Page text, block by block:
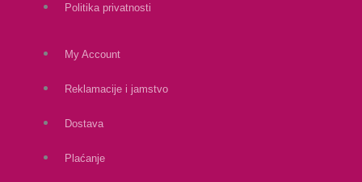
Politika privatnosti
My Account
Reklamacije i jamstvo
Dostava
Plaćanje